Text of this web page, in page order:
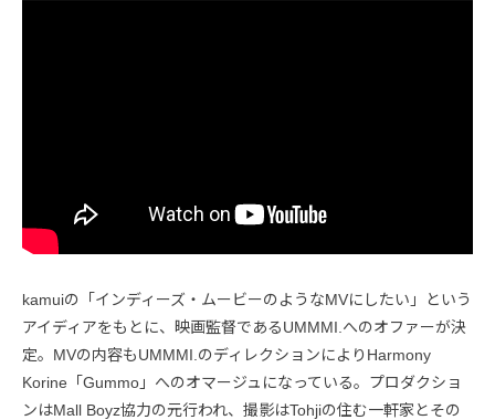
kamuiの「インディーズ・ムービーのようなMVにしたい」という
アイディアをもとに、映画監督であるUMMMI.へのオファーが決
定。MVの内容もUMMMI.のディレクションによりHarmony
Korine「Gummo」へのオマージュになっている。プロダクショ
ンはMall Boyz協力の元行われ、撮影はTohjiの住む一軒家とその